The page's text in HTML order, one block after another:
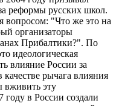
реформы русских школ.
вопросом: "Что же это на
организаторы
Прибалтики?". По
идеологическая
влияние России за
качестве рычага влияния
вживить эту
в России создали